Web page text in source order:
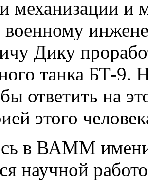
механизации
военному
Дику
танка БТ-
ответить на
этого
в ВАММ
научной